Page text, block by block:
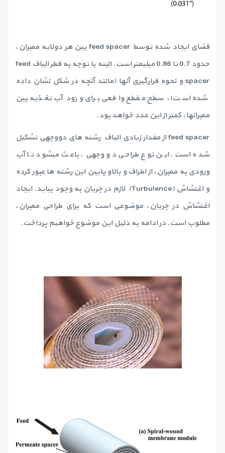
فضای ایجاد شده توسط feed spacer بین هر دولایه ممبران،
حدود 0.7 تا 0.86 میلیمتر است. البته با توجه به قطر الیاف feed
spacer و نحوه قرارگیری آنها (مانند آنچه در شکل نشان داده
شده است)، سطح مقطع واقعی برای ورود آب تغذیه بین
ممبرانها، کمتر از این عدد خواهد بود.
feed spacer از مقدار زیادی الیاف رشته های دووجهی تشکیل
شده است. این نوع طراحی دو وجهی، باعث میشود تا آب
ورودی به ممبران، از اطراف و بالاو پایین این رشته ها عبور کرده
و اغتشاش (Turbulence) لازم در جریان به وجود بیاید. ایجاد
اغتشاش در جریان، موضوعی است که برای طراحی ممبران،
مطلوب است. در ادامه به دلیل این موضوع خواهیم پرداخت.